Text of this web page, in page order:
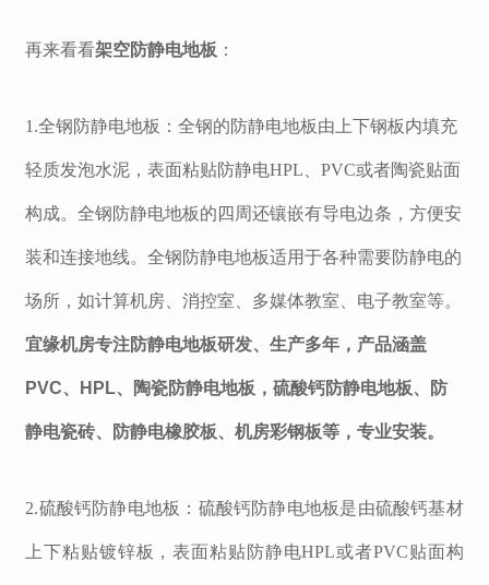
再来看看架空防静电地板 ：
1.全钢防静电地板：全钢的防静电地板由上下钢板内填充
轻质发泡水泥，表面粘贴防静电HPL 、PVC或者陶瓷贴面
构成。全钢防静电地板的四周还镶嵌有导电边条，方便安
装和连接地线。全钢防静电地板适用于各种需要防静电的
场所，如计算机房、消控室、多媒体教室、电子教室等。
宜缘机房专注防静电地板研发、生产多年，产品涵盖
PVC、HPL、陶瓷防静电地板 ，硫酸钙防静电地板、防
静电瓷砖、防静电橡胶板、机房彩钢板等，专业安装。
2.硫酸钙防静电地板：硫酸钙防静电地板是由硫酸钙基材
上下粘贴镀锌板，表面粘贴防静电HPL或者PVC贴面构